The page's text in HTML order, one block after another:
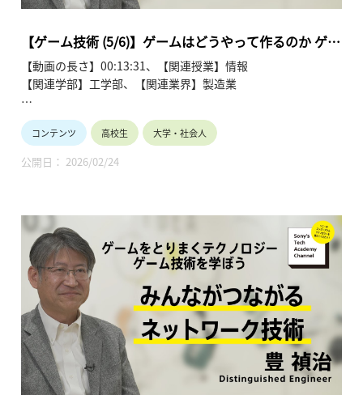
第5回 「ゲームはどうやって作るのか ゲーム制作の技術」
第6回 「拡がるゲーム技術 ゲーム技術の今後」
【ゲーム技術 (5/6)】ゲームはどうやって作るのか ゲー
ム制作の技術 (5/6)～ 豊 禎治
【動画の長さ】00:13:31、【関連授業】情報
【関連学部】工学部、【関連業界】製造業
Sony's Tech Academy Channelでは、ソニーのエンジニア
が、私たちの生活の中で活用されているテクノロジーについ
て、基礎から最新情報までわかりやすくお伝えします。
す。
●ゲームをとりまくテクノロジー ゲーム技術を学ぼう ～豊
禎治～ 【Sony’s Tech Academy Channel】
https://www.youtube.com/playlist?
list=PLT57hSt26YAwVCX6Z9ahDumu2VdoNN8ec
第1回 「ゲームはどう動いているのか ゲームの仕組み」
第2回 「リアルを追及 コンピュータグラフィックス最前線」
第3回 「没入感を高める UI技術」
コンテンツ 高校生 大学・社会人
公開日： 2026/02/24